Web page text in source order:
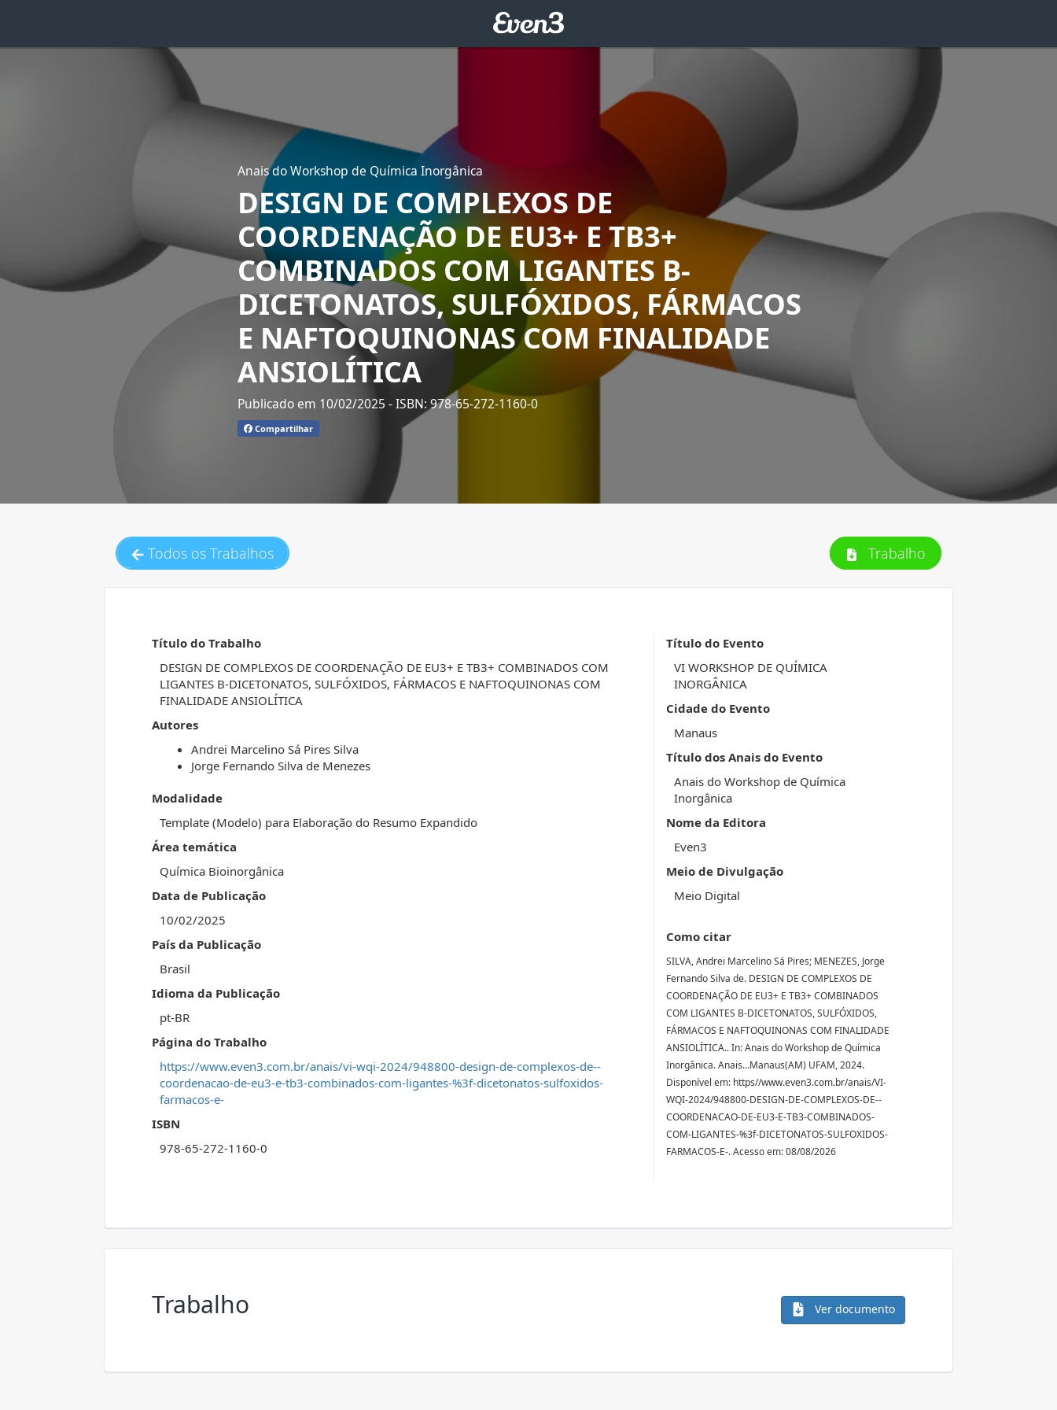
Anais do Workshop de Química Inorgânica
DESIGN DE COMPLEXOS DE
COORDENAÇÃO DE EU3+ E TB3+
COMBINADOS COM LIGANTES Β-
DICETONATOS, SULFÓXIDOS, FÁRMACOS
E NAFTOQUINONAS COM FINALIDADE
ANSIOLÍTICA
Publicado em 10/02/2025- ISBN: 978-65-272-1160-0
Compartilhar
Todos os Trabalhos Trabalho
Título do Trabalho
DESIGN DE COMPLEXOS DE COORDENAÇÃO DE EU3+ E TB3+ COMBINADOS COM
LIGANTES Β-DICETONATOS, SULFÓXIDOS, FÁRMACOS E NAFTOQUINONAS COM
FINALIDADE ANSIOLÍTICA
Autores
Andrei Marcelino Sá Pires Silva
Jorge Fernando Silva de Menezes
Modalidade
Template (Modelo) para Elaboração do Resumo Expandido
Área temática
Química Bioinorgânica
Data de Publicação
10/02/2025
País da Publicação
Brasil
Idioma da Publicação
pt-BR
Página do Trabalho
https://www.even3.com.br/anais/vi-wqi-2024/948800-design-de-complexos-de--
coordenacao-de-eu3-e-tb3-combinados-com-ligantes-%3f-dicetonatos-sulfoxidos-
farmacos-e-
ISBN
978-65-272-1160-0
Título do Evento
VI WORKSHOP DE QUÍMICA
INORGÂNICA
Cidade do Evento
Manaus
Título dos Anais do Evento
Anais do Workshop de Química
Inorgânica
Nome da Editora
Even3
Meio de Divulgação
Meio Digital
Como citar
SILVA, Andrei Marcelino Sá Pires; MENEZES, Jorge
Fernando Silva de. DESIGN DE COMPLEXOS DE
COORDENAÇÃO DE EU3+ E TB3+ COMBINADOS
COM LIGANTES Β-DICETONATOS, SULFÓXIDOS,
FÁRMACOS E NAFTOQUINONAS COM FINALIDADE
ANSIOLÍTICA.. In: Anais do Workshop de Química
Inorgânica. Anais...Manaus(AM) UFAM, 2024.
Disponível em: https//www.even3.com.br/anais/VI-
WQI-2024/948800-DESIGN-DE-COMPLEXOS-DE--
COORDENACAO-DE-EU3-E-TB3-COMBINADOS-
COM-LIGANTES-%3f-DICETONATOS-SULFOXIDOS-
FARMACOS-E-. Acesso em: 08/08/2026
Trabalho Ver documento